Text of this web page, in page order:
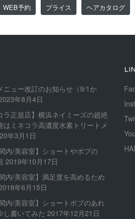
WEB予約 プライス ヘアカタログ
ニュー改訂のお知らせ（9/1か
年8月4日
ラ正規店】横浜ネイミーズの超絶
はミネコラ高濃度水素トリートメ
年3月1日
関内/美容室】ショートやボブの
2019年10月17日
関内/美容室】満足度を高めるため
年6月15日
関内/美容室】ショートボブのあれ
し書いてみた 2017年12月21日